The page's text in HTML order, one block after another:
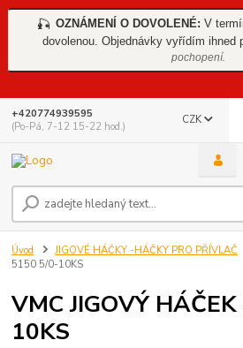
🎣 OZNÁMENÍ O DOVOLENÉ: V
dovolenou. Objednávky vyřídím ihned
pochopení.
CZK
+420774939595
(Po-Pá, 7-12 15-22 hod.)
Úvod JIGOVÉ HÁČKY -HÁČKY PRO PŘÍVLAČ
5150 5/0-10KS
VMC JIGOVÝ
10KS